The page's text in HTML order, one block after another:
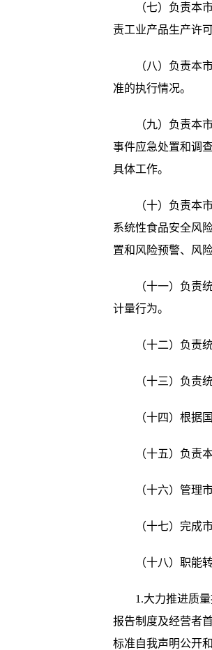
（七）负责本市
责工业产品生产许
（八）负责本市
准的执行情况。
（九）负责本市
事件应急处置和调
具体工作。
（十）负责本市
系统性食品安全风
置和风险预警、风
（十一）负责统
计量行为。
（十二）负责统
（十三）负责统
（十四）根据国
（十五）负责本
（十六）管理市
（十七）完成市
（十八）职能转
1.大力推进质量提
报告制度及经营者
标准自我声明公开